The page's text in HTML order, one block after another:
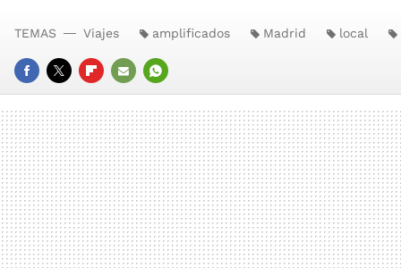
FACEBOOK
TWITTERFLIPBOARD
E-
MAIL
WHATSAPP
TEMAS Viajes amplificados Madrid local